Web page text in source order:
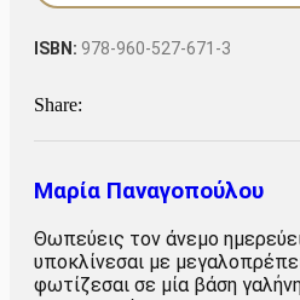
ISBN: 978-960-527-671-3
Share:
Μαρία Παναγοπούλου
Θωπεύεις τον άνεμο
υποκλίνεσαι με
φωτίζεσαι σε μία βάση